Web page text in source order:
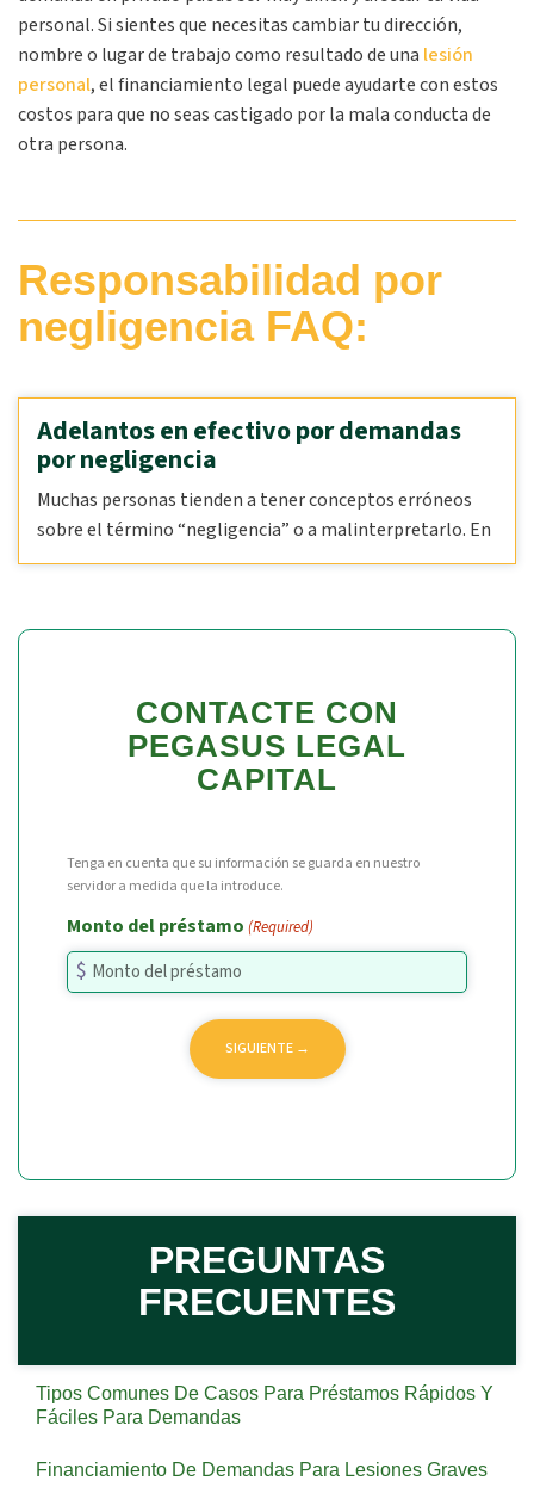
personal. Si sientes que necesitas cambiar tu dirección,
nombre o lugar de trabajo como resultado de una lesión
personal, el financiamiento legal puede ayudarte con estos
costos para que no seas castigado por la mala conducta de
otra persona.
Responsabilidad por
negligencia FAQ:
Adelantos en efectivo por demandas
por negligencia
Muchas personas tienden a tener conceptos erróneos
sobre el término “negligencia” o a malinterpretarlo. En
CONTACTE CON
PEGASUS LEGAL
CAPITAL
Tenga en cuenta que su información se guarda en nuestro
servidor a medida que la introduce.
Monto del préstamo (Required)
PREGUNTAS
FRECUENTES
Tipos Comunes De Casos Para Préstamos Rápidos Y
Fáciles Para Demandas
Financiamiento De Demandas Para Lesiones Graves